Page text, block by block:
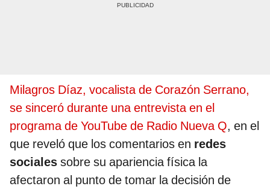
Milagros Díaz, vocalista de Corazón Serrano,
se sinceró durante una entrevista en el
programa de YouTube de Radio Nueva Q, en el
que reveló que los comentarios en redes
sociales sobre su apariencia física la
afectaron al punto de tomar la decisión de